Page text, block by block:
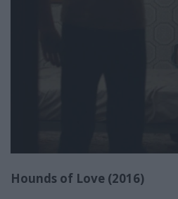
Hounds of Love (2016)